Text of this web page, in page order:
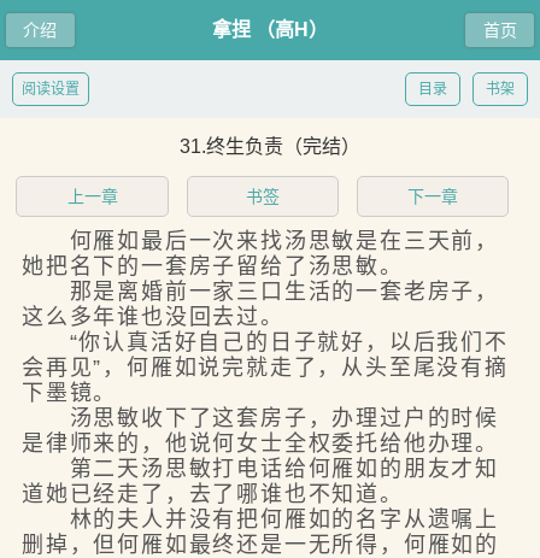
介绍 首页
拿捏 （高H）
书架
目录
阅读设置
31.终生负责（完结）
上一章 书签 下一章
何雁如最后一次来找汤思敏是在三天前，
她把名下的一套房子留给了汤思敏。
那是离婚前一家三口生活的一套老房子，
这么多年谁也没回去过。
“你认真活好自己的日子就好，以后我们不
会再见”，何雁如说完就走了，从头至尾没有摘
下墨镜。
汤思敏收下了这套房子，办理过户的时候
是律师来的，他说何女士全权委托给他办理。
第二天汤思敏打电话给何雁如的朋友才知
道她已经走了，去了哪谁也不知道。
林的夫人并没有把何雁如的名字从遗嘱上
删掉，但何雁如最终还是一无所得，何雁如的